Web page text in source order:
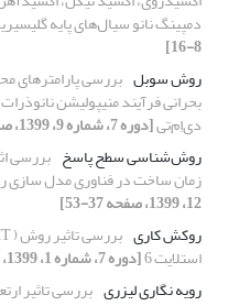
دمپینگ نانو سیال‌های پایه
8-16]
روش سوبل بررسی پارامترهای
بحرانی فرآیند منیپولیشن
دی‌اِم‌تی[دوره 7، شماره 9، 1399، صفحه 1-9]
روش‌شناسی سطح پاسخ بررسی
زمان ساخت در فناوری مدل‏
12، 1399، صفحه 37-53]
روکش کاری
استلایت 6 [دوره 7، شماره 1، 1399، صفحه 53-59]
رویه نگاری لیزری بررسی تاثیر